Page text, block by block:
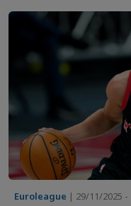
Euroleague | 29/11/2025 -